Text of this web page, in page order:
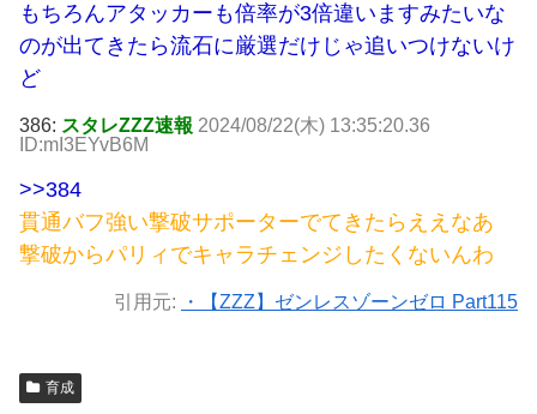
もちろんアタッカーも倍率が3倍違いますみたいな
のが出てきたら流石に厳選だけじゃ追いつけないけ
ど
386: スタレZZZ速報 2024/08/22(木) 13:35:20.36
ID:mI3EYvB6M
>>384
貫通バフ強い撃破サポーターでてきたらええなあ
撃破からパリィでキャラチェンジしたくないんわ
引用元: ・【ZZZ】ゼンレスゾーンゼロ Part115
育成